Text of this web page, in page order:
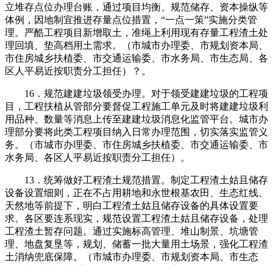
立堆存点位办理台账，通过项目均衡、规范储存、资本操纵等
体例，因地制宜推进存量点位措置，“一点一策”实施分类管
理。严酷工程项目新增取土，准绳上利用现有存量工程渣土处
理回填、垫高档用土需求。（市城市办理委、市规划资本局、
市住房城乡扶植委、市交通运输委、市水务局、市生态局、各
区人平易近按职责分工担任）？。
16．规范建建垃圾领受办理。对于领受建建垃圾的工程项
目，工程扶植从管部分要督促工程施工单元及时将建建垃圾利
用品种、数量等消息上传至建建垃圾消息化监管平台。城市办
理部分要将此类工程项目纳入日常办理范围，切实落实监管义
务。（市城市办理委、市住房城乡扶植委、市交通运输委、市
水务局、各区人平易近按职责分工担任）。
13．统筹做好工程渣土规范措置。制定工程渣土姑且储存
设备设置细则，正在不占用耕地和永世根基农田、生态红线、
天然地等前提下，明白工程渣土姑且储存设备的具体设置要
求。各区要连系现实，规范设置工程渣土姑且储存设备，处理
工程渣土暂存问题。通过实施标高管理、堆山制景、坑塘管
理、地盘复垦等，规划、储蓄一批大量用土场景，强化工程渣
土消纳兜底保障。（市城市办理委、市规划资本局、市生态